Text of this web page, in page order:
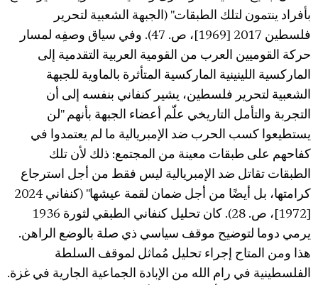
بأفراد ينتمون لتلك الطبقات" (الجبهة الشعبية لتحرير
فلسطين 2017 [1969]، ص. 47). وفي سياق وصفِه لمسار
حركة القوميين العرب من القومية العربية التقدمية إلى
الماركسية اللينينية الماركسية المتأثرة بالماوية للجبهة
الشعبية لتحرير فلسطين، يشير كنفاني بنفسه إلى أن
التجربة والتأمل التاريخي علّم أعضاء الجبهة بأنهم "لن
يستطيعوا كسب الحرب ضد الإمبريالية ما لم يعتمدوا في
كفاحهم على طبقات معينة من المجتمع: ذلك لأن تلك
الطبقات تقاتل ضد الإمبريالية ليس فقط من أجل استرجاع
كرامتها، بل أيضًا من أجل ضمان لقمة عيشها" (كنفاني 2024
[1972]، ص. 28). كان تحليل كنفاني الطبقي لثورة 1936
يرمي دوما لتوضيح موقف سياسي ذي صلة بالوضع الراهن.
هذا ومن المتاح إجراء تحليل مُماثل لموقف السلطة
الفلسطينية في رام الله من الإبادة الجماعية الجارية في غزة.